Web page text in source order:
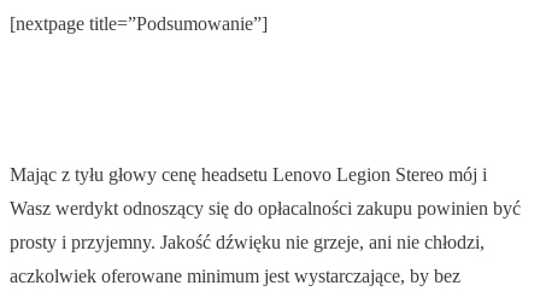
[nextpage title=”Podsumowanie”]
Mając z tyłu głowy cenę headsetu Lenovo Legion Stereo mój i
Wasz werdykt odnoszący się do opłacalności zakupu powinien być
prosty i przyjemny. Jakość dźwięku nie grzeje, ani nie chłodzi,
aczkolwiek oferowane minimum jest wystarczające, by bez